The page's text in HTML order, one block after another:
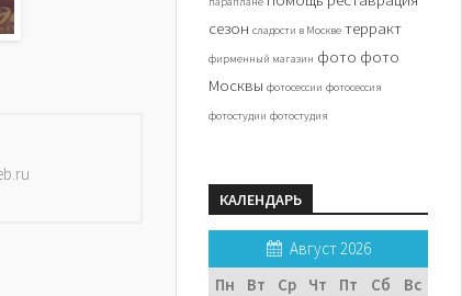
сезон сладости в Москве терракт
фирменный магазин фото фото
Москвы фотосессии фотосессия
фотостудии фотостудия
КАЛЕНДАРЬ
Август 2026
Пн
Вт Ср Чт Пт Сб Вс